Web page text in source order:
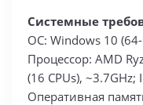
Системные
ОС: Windows 10
Процессор: AMD
(16 CPUs),
Оперативная